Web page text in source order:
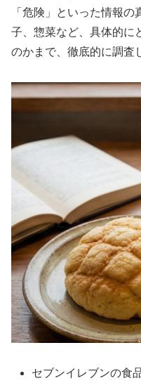
「危険」といった情報
子、惣菜など、具体的に
のかまで、徹底的に調査
セブンイレブンの食